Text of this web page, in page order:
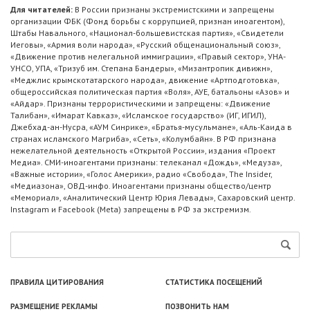
Для читателей: В России признаны экстремистскими и запрещены
организации ФБК (Фонд борьбы с коррупцией, признан иноагентом),
Штабы Навального, «Национал-большевистская партия», «Свидетели
Иеговы», «Армия воли народа», «Русский общенациональный союз»,
«Движение против нелегальной иммиграции», «Правый сектор», УНА-
УНСО, УПА, «Тризуб им. Степана Бандеры», «Мизантропик дивижн»,
«Меджлис крымскотатарского народа», движение «Артподготовка»,
общероссийская политическая партия «Воля», АУЕ, батальоны «Азов» и
«Айдар». Признаны террористическими и запрещены: «Движение
Талибан», «Имарат Кавказ», «Исламское государство» (ИГ, ИГИЛ),
Джебхад-ан-Нусра, «АУМ Синрике», «Братья-мусульмане», «Аль-Каида в
странах исламского Магриба», «Сеть», «Колумбайн». В РФ признана
нежелательной деятельность «Открытой России», издания «Проект
Медиа». СМИ-иноагентами признаны: телеканал «Дождь», «Медуза»,
«Важные истории», «Голос Америки», радио «Свобода», The Insider,
«Медиазона», ОВД-инфо. Иноагентами признаны общество/центр
«Мемориал», «Аналитический Центр Юрия Левады», Сахаровский центр.
Instagram и Facebook (Metа) запрещены в РФ за экстремизм.
ПРАВИЛА ЦИТИРОВАНИЯ СТАТИСТИКА ПОСЕЩЕНИЙ
РАЗМЕЩЕНИЕ РЕКЛАМЫ ПОЗВОНИТЬ НАМ